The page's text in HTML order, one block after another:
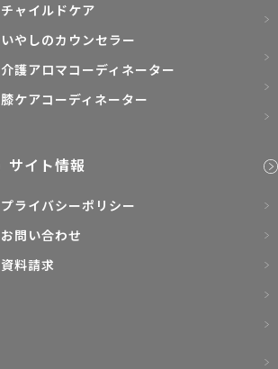
チャイルドケア
いやしのカウンセラー
介護アロマコーディネーター
膝ケアコーディネーター
サイト情報
プライバシーポリシー
お問い合わせ
資料請求